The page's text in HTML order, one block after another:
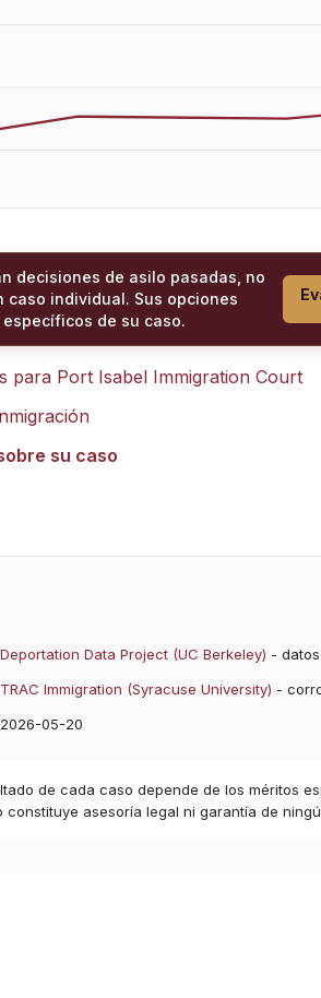
decisiones de asilo pasadas, no
caso individual. Sus opciones
de su caso.
para Port Isabel Immigration Court
su caso
Deportation Data Project (UC Berkeley) -
TRAC Immigration (Syracuse University) -
2026-05-20
de cada caso depende de los méritos
asesoría legal ni garantía de